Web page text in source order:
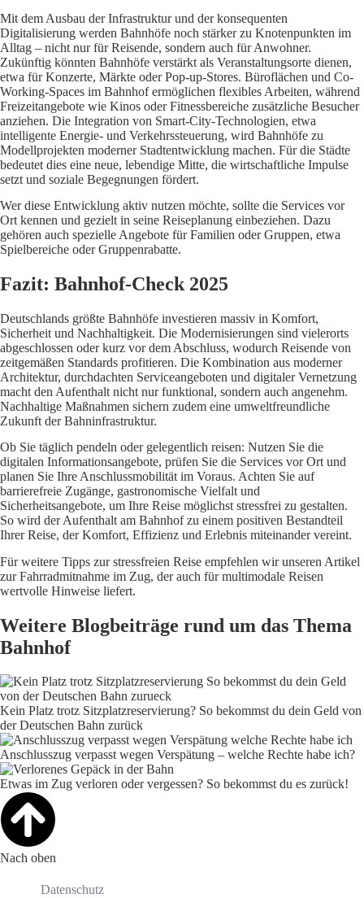
Mit dem Ausbau der Infrastruktur und der konsequenten
Digitalisierung werden Bahnhöfe noch stärker zu Knotenpunkten im
Alltag – nicht nur für Reisende, sondern auch für Anwohner.
Zukünftig könnten Bahnhöfe verstärkt als Veranstaltungsorte dienen,
etwa für Konzerte, Märkte oder Pop-up-Stores. Büroflächen und Co-
Working-Spaces im Bahnhof ermöglichen flexibles Arbeiten, während
Freizeitangebote wie Kinos oder Fitnessbereiche zusätzliche Besucher
anziehen. Die Integration von Smart-City-Technologien, etwa
intelligente Energie- und Verkehrssteuerung, wird Bahnhöfe zu
Modellprojekten moderner Stadtentwicklung machen. Für die Städte
bedeutet dies eine neue, lebendige Mitte, die wirtschaftliche Impulse
setzt und soziale Begegnungen fördert.
Wer diese Entwicklung aktiv nutzen möchte, sollte die Services vor
Ort kennen und gezielt in seine Reiseplanung einbeziehen. Dazu
gehören auch spezielle Angebote für Familien oder Gruppen, etwa
Spielbereiche oder Gruppenrabatte.
Fazit: Bahnhof-Check 2025
Deutschlands größte Bahnhöfe investieren massiv in Komfort,
Sicherheit und Nachhaltigkeit. Die Modernisierungen sind vielerorts
abgeschlossen oder kurz vor dem Abschluss, wodurch Reisende von
zeitgemäßen Standards profitieren. Die Kombination aus moderner
Architektur, durchdachten Serviceangeboten und digitaler Vernetzung
macht den Aufenthalt nicht nur funktional, sondern auch angenehm.
Nachhaltige Maßnahmen sichern zudem eine umweltfreundliche
Zukunft der Bahninfrastruktur.
Ob Sie täglich pendeln oder gelegentlich reisen: Nutzen Sie die
digitalen Informationsangebote, prüfen Sie die Services vor Ort und
planen Sie Ihre Anschlussmobilität im Voraus. Achten Sie auf
barrierefreie Zugänge, gastronomische Vielfalt und
Sicherheitsangebote, um Ihre Reise möglichst stressfrei zu gestalten.
So wird der Aufenthalt am Bahnhof zu einem positiven Bestandteil
Ihrer Reise, der Komfort, Effizienz und Erlebnis miteinander vereint.
Für weitere Tipps zur stressfreien Reise empfehlen wir unseren Artikel
zurFahrradmitnahme im Zug, der auch für multimodale Reisen
wertvolle Hinweise liefert.
Weitere Blogbeiträge rund um das Thema
Bahnhof
Kein Platz trotz Sitzplatzreservierung? So bekommst du dein Geld von
der Deutschen Bahn zurück
Anschlusszug verpasst wegen Verspätung – welche Rechte habe ich?
Etwas im Zug verloren oder vergessen? So bekommst du es zurück!
Nach oben
Datenschutz